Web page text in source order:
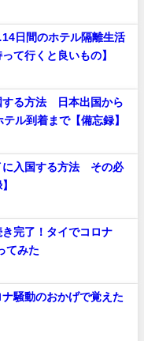
日間のホテル隔離生活
て行くと良いもの】
する方法 日本出国から
ル到着まで【備忘録】
に入国する方法 その必
完了！タイでコロナ
てみた
ナ騒動のおかげで覚えた